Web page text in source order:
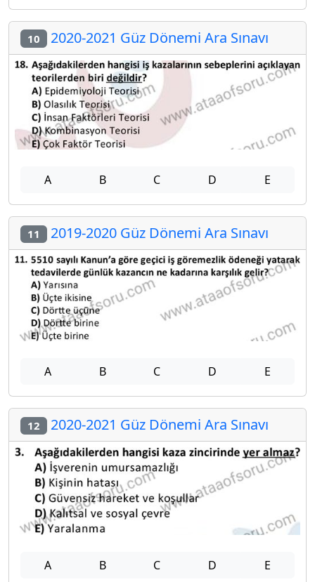
10 2020-2021 Güz Dönemi Ara Sınavı
A B C D E
11 2019-2020 Güz Dönemi Ara Sınavı
A B C D E
12 2020-2021 Güz Dönemi Ara Sınavı
A B C D E